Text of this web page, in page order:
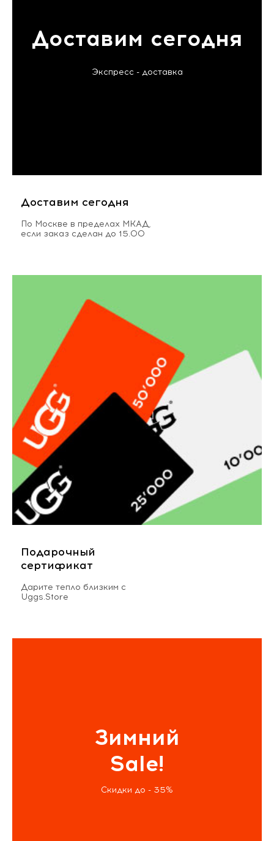
Доставим сегодня
Экспресс - доставка
Доставим сегодня
По Москве в пределах МКАД,
если заказ сделан до 15.00
Подарочный
сертификат
Дарите тепло близким с
Uggs.Store
Зимний
Sale!
Скидки до - 35%